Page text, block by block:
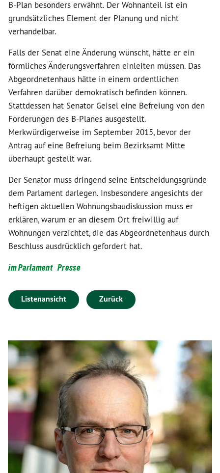
B-Plan besonders erwähnt. Der Wohnanteil ist ein
grundsätzliches Element der Planung und nicht
verhandelbar.
Falls der Senat eine Änderung wünscht, hätte er ein
förmliches Änderungsverfahren einleiten müssen. Das
Abgeordnetenhaus hätte in einem ordentlichen
Verfahren darüber demokratisch befinden können.
Stattdessen hat Senator Geisel eine Befreiung von den
Forderungen des B-Planes ausgestellt.
Merkwürdigerweise im September 2015, bevor der
Antrag auf eine Befreiung beim Bezirksamt Mitte
überhaupt gestellt war.
Der Senator muss dringend seine Entscheidungsgründe
dem Parlament darlegen. Insbesondere angesichts der
heftigen aktuellen Wohnungsbaudiskussion muss er
erklären, warum er an diesem Ort freiwillig auf
Wohnungen verzichtet, die das Abgeordnetenhaus durch
Beschluss ausdrücklich gefordert hat.
im Parlament Presse
Listenansicht Zurück